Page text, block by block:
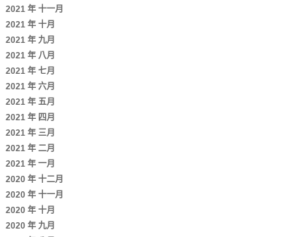
2021 年 十一月
2021 年 十月
2021 年 九月
2021 年 八月
2021 年 七月
2021 年 六月
2021 年 五月
2021 年 四月
2021 年 三月
2021 年 二月
2021 年 一月
2020 年 十二月
2020 年 十一月
2020 年 十月
2020 年 九月